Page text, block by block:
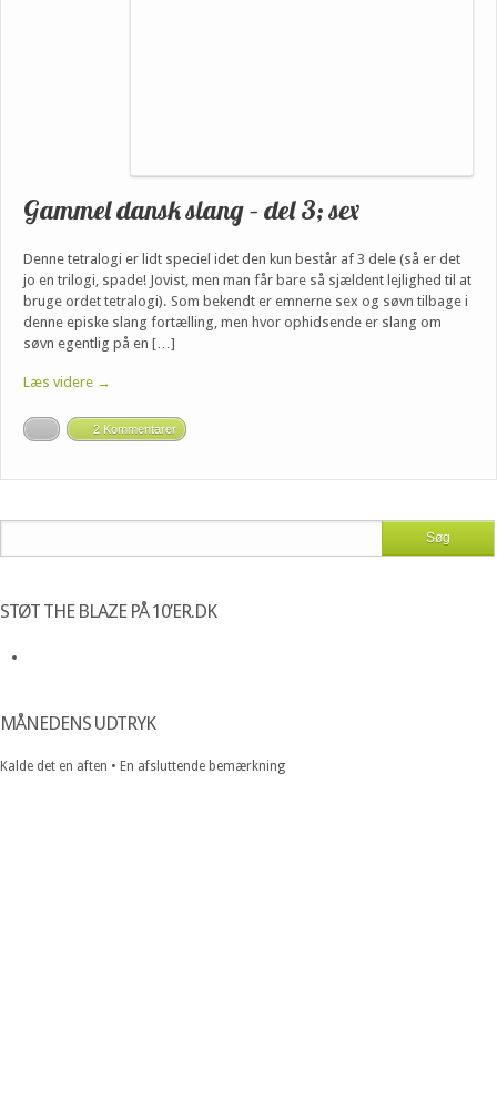
Gammel dansk slang – del 3; sex
Denne tetralogi er lidt speciel idet den kun består af 3 dele (så er det
jo en trilogi, spade! Jovist, men man får bare så sjældent lejlighed til at
bruge ordet tetralogi). Som bekendt er emnerne sex og søvn tilbage i
denne episke slang fortælling, men hvor ophidsende er slang om
søvn egentlig på en […]
Læs videre →
2 Kommentarer
STØT THE BLAZE PÅ 10’ER.DK
MÅNEDENS UDTRYK
Kalde det en aften • En afsluttende bemærkning